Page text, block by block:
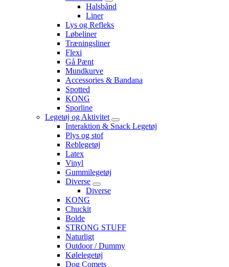
Halsbånd
Liner
Lys og Refleks
Løbeliner
Træningsliner
Flexi
Gå Pænt
Mundkurve
Accessories & Bandana
Spotted
KONG
Sporline
Legetøj og Aktivitet
Interaktion & Snack Legetøj
Plys og stof
Reblegetøj
Latex
Vinyl
Gummilegetøj
Diverse
Diverse
KONG
Chuckit
Bolde
STRONG STUFF
Naturligt
Outdoor / Dummy
Kølelegetøj
Dog Comets